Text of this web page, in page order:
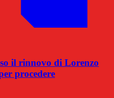
il rinnovo di Lorenzo
procedere